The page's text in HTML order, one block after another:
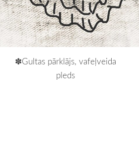
✽Gultas pārklājs, vafeļveida
pleds